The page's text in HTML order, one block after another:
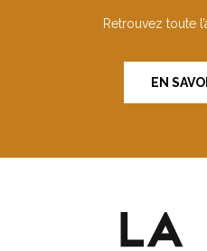
Retrouvez toute
EN